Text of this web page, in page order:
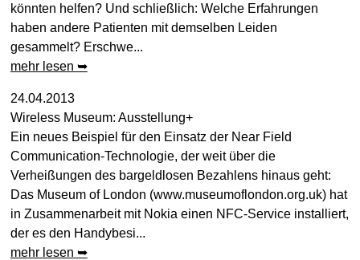
könnten helfen? Und schließlich: Welche Erfahrungen
haben andere Patienten mit demselben Leiden
gesammelt? Erschwe...
mehr lesen ➥
24.04.2013
Wireless Museum: Ausstellung+
Ein neues Beispiel für den Einsatz der Near Field
Communication-Technologie, der weit über die
Verheißungen des bargeldlosen Bezahlens hinaus geht:
Das Museum of London (www.museumoflondon.org.uk) hat
in Zusammenarbeit mit Nokia einen NFC-Service installiert,
der es den Handybesi...
mehr lesen ➥